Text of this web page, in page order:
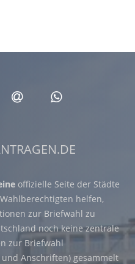
offizielle Seite der Städte
helfen,
zur Briefwahl zu
noch keine zentrale
zur Briefwahl
Anschriften) gesammelt